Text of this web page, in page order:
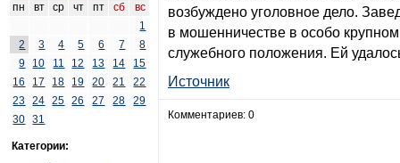
пн вт ср чт пт сб
вс
1
2
3 4 5 6 7
8
9
10 11 12 13 14
15
16
17 18 19 20 21
22
23
24 25 26 27 28
29
30
31
Категории:
возбуждено уголовное дело.
в мошенничестве в особо
служебного положения. Ей
Источник
Комментариев: 0